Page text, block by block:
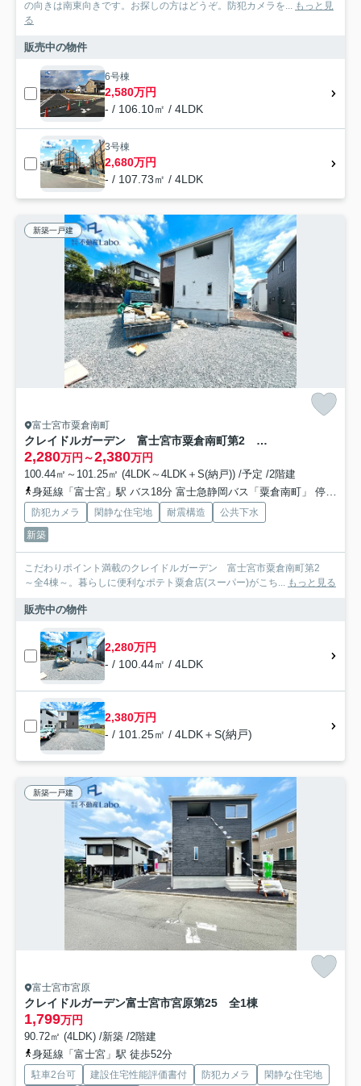
の向きは南東向きです。お探しの方はどうぞ。防犯カメラを... もっと見
る
販売中の物件
6号棟
2,580万円
- / 106.10㎡ / 4LDK
3号棟
2,680万円
- / 107.73㎡ / 4LDK
新築一戸建
富士宮市粟倉南町
クレイドルガーデン 富士宮市粟倉南町第2 ～全4棟～
2,280万円～2,380万円
100.44㎡～101.25㎡ (4LDK～4LDK＋S(納戸)) /予定 /2階建
身延線「富士宮」駅 バス18分 富士急静岡バス「粟倉南町」 停歩2分
防犯カメラ 閑静な住宅地 耐震構造
公共下水
新築
こだわりポイント満載のクレイドルガーデン 富士宮市粟倉南町第2
～全4棟～。暮らしに便利なポテト粟倉店(スーパー)がこち... もっと見る
販売中の物件
2,280万円
- / 100.44㎡ / 4LDK
2,380万円
- / 101.25㎡ / 4LDK＋S(納戸)
新築一戸建
富士宮市宮原
クレイドルガーデン富士宮市宮原第25 全1棟
1,799万円
90.72㎡ (4LDK) /新築 /2階建
身延線「富士宮」駅 徒歩52分
駐車2台可 建設住宅性能評価書付 防犯カメラ
閑静な住宅地